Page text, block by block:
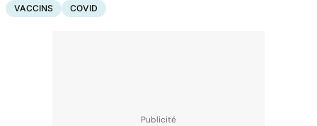
VACCINS COVID